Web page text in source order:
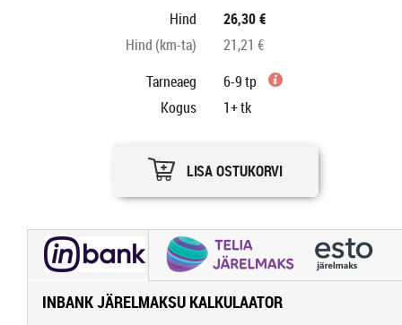
Hind
26,30 €
Hind (km-ta)
21,21 €
Tarneaeg
6-9 tp
Kogus
1+tk
LISA OSTUKORVI
INBANK JÄRELMAKSU KALKULAATOR